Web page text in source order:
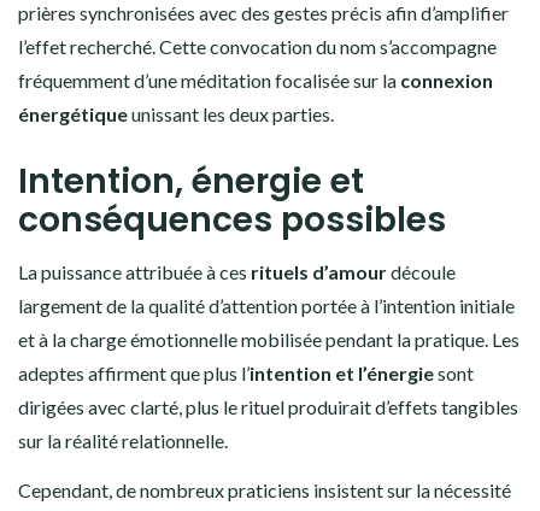
prières synchronisées avec des gestes précis afin d’amplifier
l’effet recherché. Cette convocation du nom s’accompagne
fréquemment d’une méditation focalisée sur la connexion
énergétiqueunissant les deux parties.
Intention, énergie et
conséquences possibles
La puissance attribuée à ces rituels d’amourdécoule
largement de la qualité d’attention portée à l’intention initiale
et à la charge émotionnelle mobilisée pendant la pratique. Les
adeptes affirment que plus l’intention et l’énergiesont
dirigées avec clarté, plus le rituel produirait d’effets tangibles
sur la réalité relationnelle.
Cependant, de nombreux praticiens insistent sur la nécessité